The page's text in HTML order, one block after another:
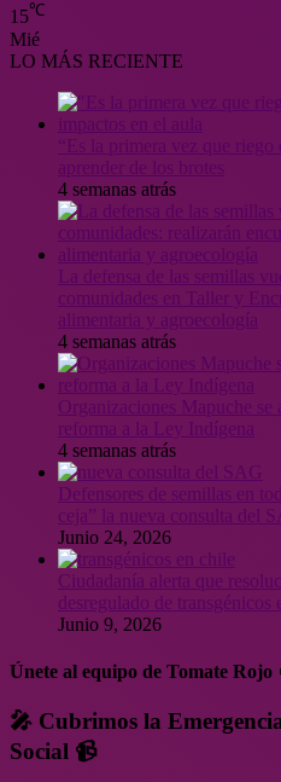
15℃
Mié
LO MÁS RECIENTE
4 semanas atrás
4 semanas atrás
Organizaciones Mapuche se
4 semanas atrás
Defensores de semillas en
ceja” la nueva consulta del
Junio 24, 2026
Ciudadanía alerta que
desregulado de transgénicos
Junio 9, 2026
Únete al equipo de Tomate Rojo
🎤 Cubrimos la
Social 📹